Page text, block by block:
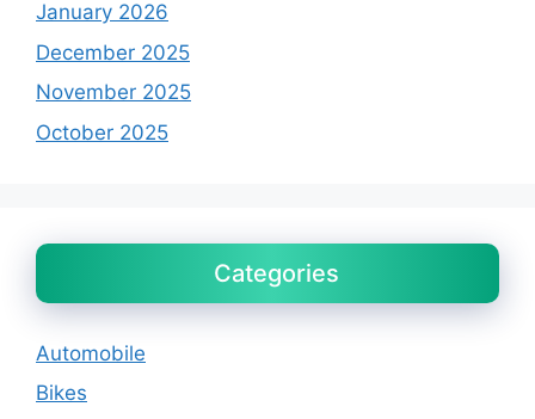
January 2026
December 2025
November 2025
October 2025
Categories
Automobile
Bikes